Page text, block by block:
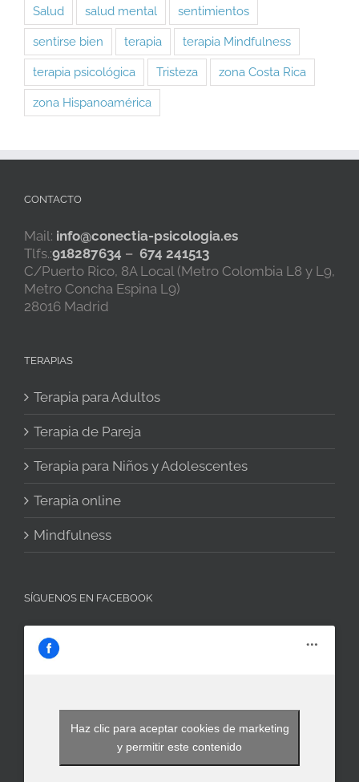
Salud salud mental sentimientos
sentirse bien terapia terapia Mindfulness
terapia psicológica Tristeza zona Costa Rica
zona Hispanoamérica
CONTACTO
Mail: info@conectia-psicologia.es
Tlfs.:918287634 – 674 241513
C/Puerto Rico, 8A Local (Metro Colombia L8 y L9,
Metro Concha Espina L9)
28016 Madrid
TERAPIAS
Terapia para Adultos
Terapia de Pareja
Terapia para Niños y Adolescentes
Terapia online
Mindfulness
SÍGUENOS EN FACEBOOK
Haz clic para aceptar cookies de marketing
y permitir este contenido